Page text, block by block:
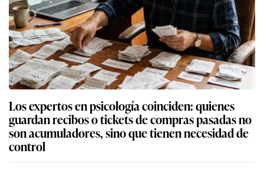
Los expertos en psicología coinciden: quienes
guardan recibos o tickets de compras pasadas no
son acumuladores, sino que tienen necesidad de
control